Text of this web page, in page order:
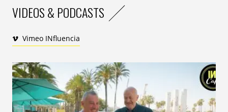
VIDEOS & PODCASTS
Vimeo INfluencia